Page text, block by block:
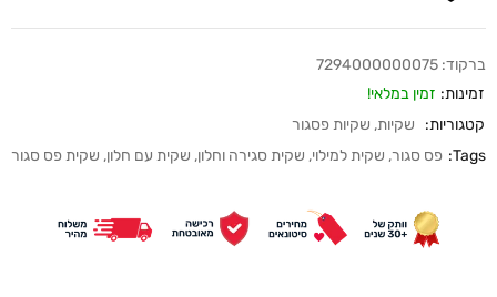
ברקוד: 7294000000075
זמינות: זמין במלאי!
קטגוריות:
שקיות, שקיות פסגור
Tags: פס סגור, שקית למילוי, שקית סגירה וחלון, שקית עם חלון, שקית פס סגור